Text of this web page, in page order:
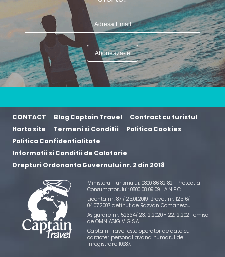
CONTACT Blog Captain Travel
Contract cu turistul
Harta site
Termeni si Conditii
Politica Cookies
Politica Confidentialitate
Informatii si Conditii de Calatorie
Drepturi Ordonanta Guvernului nr. 2 din 2018
Ministerul Turismului: 0800 86 82 82 | Protectia
Consumatorului: 0800 08 09 09 | A.N.P.C.
Licenta nr. 871/ 25.01.2019, Brevet nr. 12516/
04.07.2007 detinut de Razvan Comanescu
Asigurare nr. 52334/ 23.12.2020 - 22.12.2021, emisa
de OMNIASIG VIG S.A.
Captain Travel este operator de date cu
caracter personal avand numarul de
inregistrare 10987.